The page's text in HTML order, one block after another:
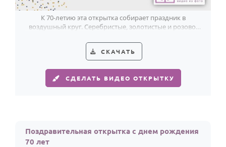
К 70-летию эта открытка собирает праздник в
воздушный круг. Серебристые, золотистые и розово-
СКАЧАТЬ
СДЕЛАТЬ ВИДЕО ОТКРЫТКУ
Поздравительная открытка с днем рождения
70 лет